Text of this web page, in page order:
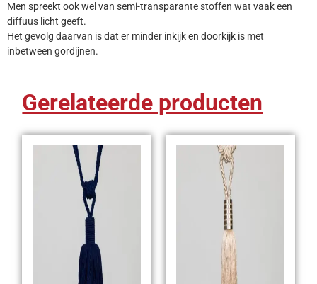
Men spreekt ook wel van semi-transparante stoffen wat vaak een
diffuus licht geeft.
Het gevolg daarvan is dat er minder inkijk en doorkijk is met
inbetween gordijnen.
Gerelateerde producten